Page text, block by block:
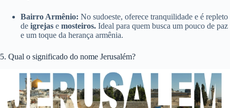
Bairro Armênio: No sudoeste, oferece tranquilidade e é repleto
de igrejas e mosteiros. Ideal para quem busca um pouco de paz
e um toque da herança armênia.
5. Qual o significado do nome Jerusalém?